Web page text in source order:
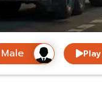
Play